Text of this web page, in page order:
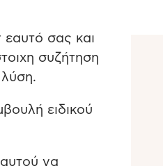
εαυτό σας και
συζήτηση
ειδικού
αυτού να